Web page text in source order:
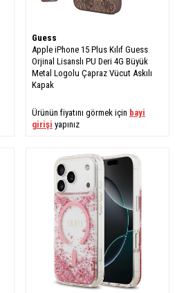
Guess
Apple iPhone 15 Plus Kılıf Guess
Orjinal Lisanslı PU Deri 4G Büyük
Metal Logolu Çapraz Vücut Askılı
Kapak
Ürünün fiyatını görmek için bayi
girişi yapınız